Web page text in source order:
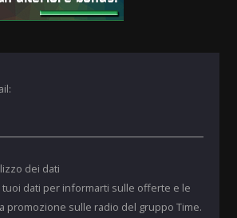
dei dati
tuoi dati per informarti sulle offerte e le
promozione sulle radio del gruppo Time.